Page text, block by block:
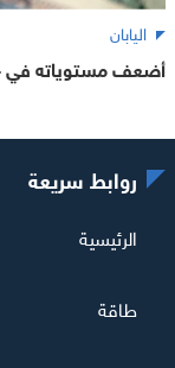
اليابان
أضعف مستوياته في 4 عقود.. ما الذي يحدث للين الياباني؟
روابط سريعة
الرئيسية
طاقة